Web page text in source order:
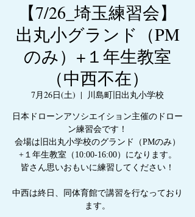
【7/26_埼玉練習会】
出丸小グランド（PM
のみ）+１年生教室
（中西不在）
7月26日(土)
  |
川島町旧出丸小学校
日本ドローンアソシエイション主催のドロー
ン練習会です！
会場は旧出丸小学校のグランド（PMのみ）
+１年生教室（10:00-16:00）になります。
皆さん思いおもいに練習してください！
中西は終日、同体育館で講習を行なっており
ます。